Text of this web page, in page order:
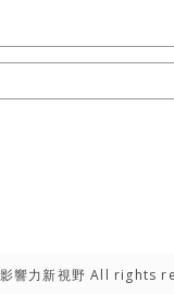
響力新視野 All rights